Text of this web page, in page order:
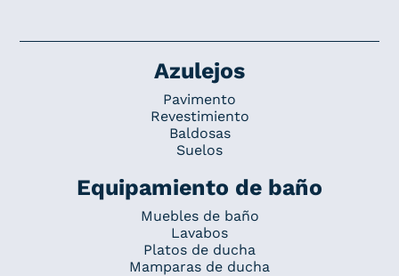
Azulejos
Pavimento
Revestimiento
Baldosas
Suelos
Equipamiento de baño
Muebles de baño
Lavabos
Platos de ducha
Mamparas de ducha